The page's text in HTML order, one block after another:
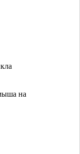
на